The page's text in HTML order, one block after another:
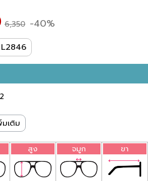
6,350 -40%
L2846
เติม
สูง จมูก ขา